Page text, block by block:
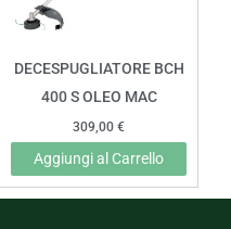
DECESPUGLIATORE BCH
400 S OLEO MAC
309,00 €
Aggiungi al Carrello